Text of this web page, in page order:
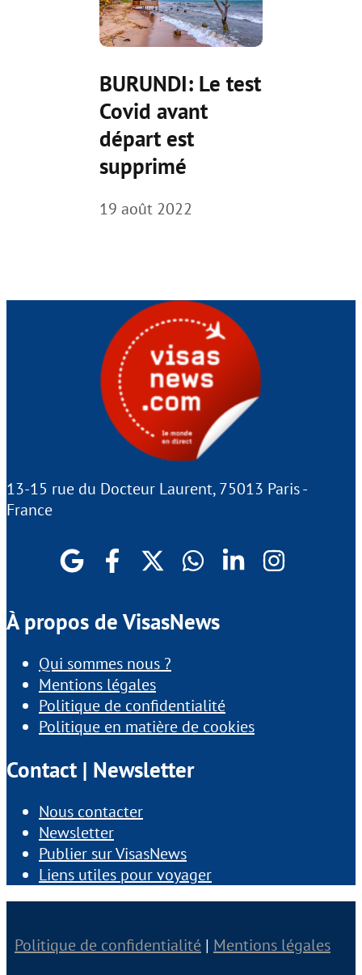
BURUNDI: Le test
Covid avant
départ est
supprimé
19 août 2022
13-15 rue du Docteur Laurent, 75013 Paris -
France
À propos de VisasNews
Qui sommes nous ?
Mentions légales
Politique de confidentialité
Politique en matière de cookies
Contact | Newsletter
Nous contacter
Newsletter
Publier sur VisasNews
Liens utiles pour voyager
Politique de confidentialité | Mentions légales